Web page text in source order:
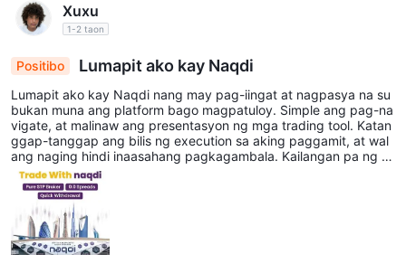
lis at maaasahang pagpapatupad.
Xuxu
1-2 taon
Positibo Lumapit ako kay Naqdi
Lumapit ako kay Naqdi nang may pag-iingat at nagpasya na su
bukan muna ang platform bago magpatuloy. Simple ang pag-na
vigate, at malinaw ang presentasyon ng mga trading tool. Katan
ggap-tanggap ang bilis ng execution sa aking paggamit, at wal
ang naging hindi inaasahang pagkagambala. Kailangan pa ng m
as maraming oras, ngunit positibo naman ang karanasan sa nga
yon.